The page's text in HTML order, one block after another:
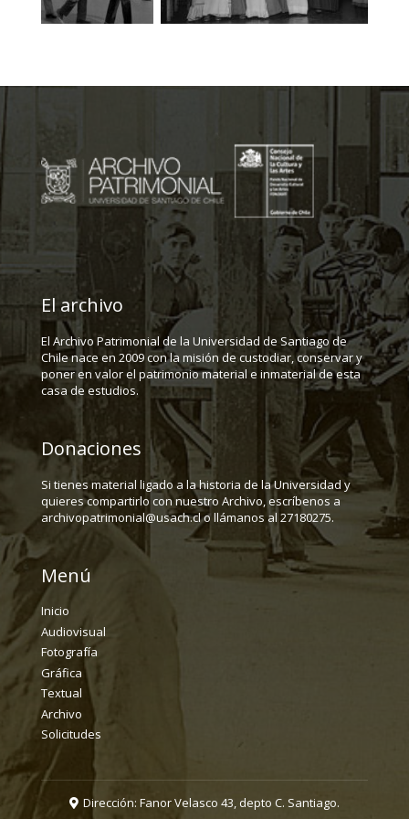
El archivo
El Archivo Patrimonial de la Universidad de Santiago de
Chile nace en 2009 con la misión de custodiar, conservar y
poner en valor el patrimonio material e inmaterial de esta
casa de estudios.
Donaciones
Si tienes material ligado a la historia de la Universidad y
quieres compartirlo con nuestro Archivo, escríbenos a
archivopatrimonial@usach.cl o llámanos al 27180275.
Menú
Inicio
Audiovisual
Fotografía
Gráfica
Textual
Archivo
Solicitudes
Dirección: Fanor Velasco 43, depto C. Santiago.